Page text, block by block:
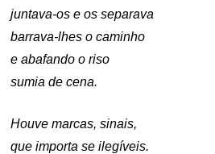
juntava-os e os separava
barrava-lhes o caminho
e abafando o riso
sumia de cena.
Houve marcas, sinais,
que importa se ilegíveis.